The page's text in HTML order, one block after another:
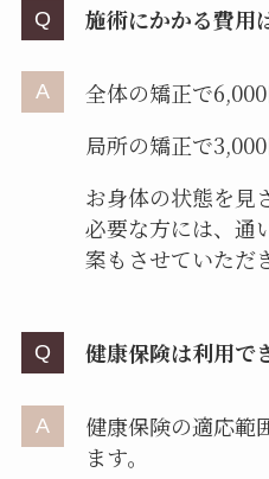
施術にかかる費用
全体の矯正で
局所の矯正で
お身体の状態を見
必要な方には、通
案もさせていただ
健康保険は利用で
健康保険の適応範
ます。